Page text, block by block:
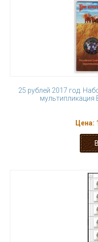
25 рублей 2017 год.
мультипликация
Цена: